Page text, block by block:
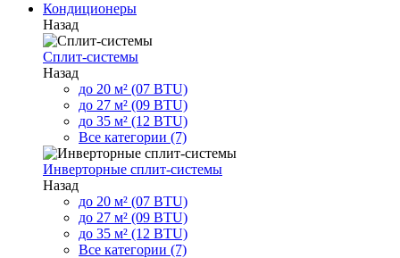
Кондиционеры
Назад
Сплит-системы
Назад
до 20 м² (07 BTU)
до 27 м² (09 BTU)
до 35 м² (12 BTU)
Все категории (7)
Инверторные сплит-системы
Назад
до 20 м² (07 BTU)
до 27 м² (09 BTU)
до 35 м² (12 BTU)
Все категории (7)